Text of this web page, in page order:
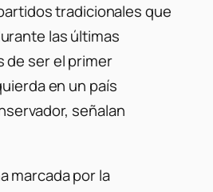
tradicionales que
las últimas
de ser el primer
en un país
señalan
marcada por la